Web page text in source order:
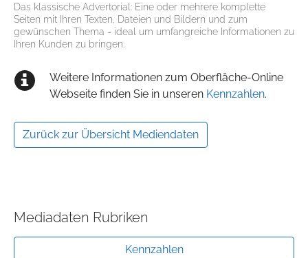
Das klassische Advertorial: Eine oder mehrere komplette
Seiten mit Ihren Texten, Dateien und Bildern und zum
gewünschen Thema - ideal um umfangreiche Informationen zu
Ihren Kunden zu bringen.
Weitere Informationen zum Oberfläche-Online
Webseite finden Sie in unseren Kennzahlen.
Zurück zur Übersicht Mediendaten
Mediadaten Rubriken
Kennzahlen